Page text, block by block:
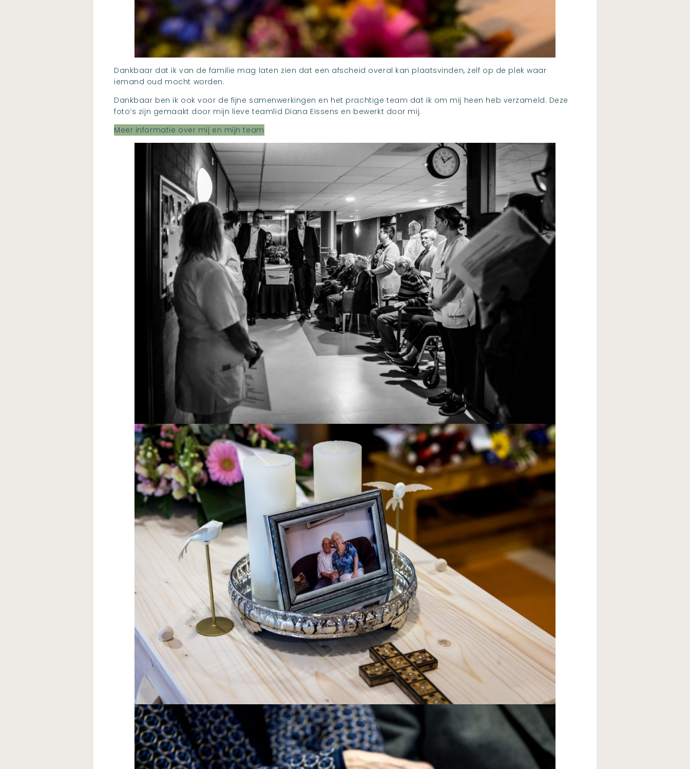
Dankbaar dat ik van de familie mag laten zien dat een afscheid overal kan plaatsvinden, zelf op de plek waar
iemand oud mocht worden.
Dankbaar ben ik ook voor de fijne samenwerkingen en het prachtige team dat ik om mij heen heb verzameld. Deze
foto’s zijn gemaakt door mijn lieve teamlid Diana Eissens en bewerkt door mij.
Meer informatie over mij en mijn team